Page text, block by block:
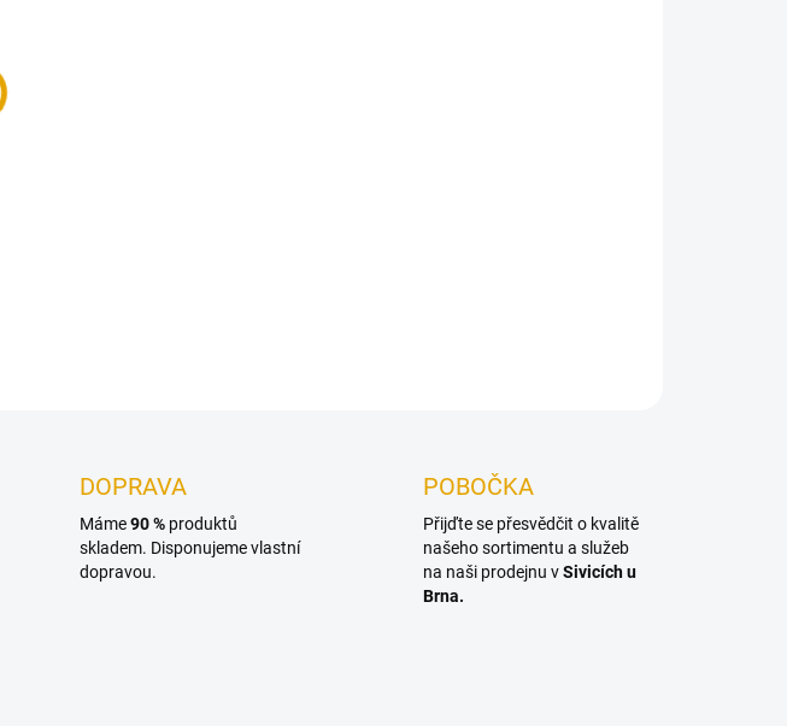
Konstrukční vruty jsou vhodné pro všechny druhy dřevěných konstrukcí.
DOPRAVA
Máme90 % produktů
skladem. Disponujeme vlastní
dopravou.
POBOČKA
Přijďte se přesvědčit o kvalitě
našeho sortimentu a služeb
na naši prodejnu vSivicích u
Brna.